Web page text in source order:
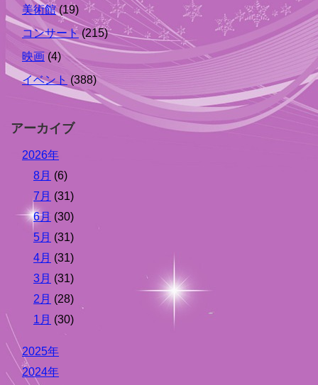
美術館(19)
コンサート(215)
映画 (4)
イベント (388)
アーカイブ
2026年
8月 (6)
7月 (31)
6月 (30)
5月 (31)
4月 (31)
3月 (31)
2月 (28)
1月 (30)
2025年
2024年